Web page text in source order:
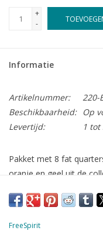
+
-
Informatie
Artikelnummer:
220-
Beschikbaarheid:
Op
Levertijd:
1 tot
Pakket met 8 fat
oranje en geel uit de
FreeSpirit